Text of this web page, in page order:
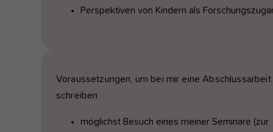
Perspektiven von Kindern als
Voraussetzungen, um bei mir eine Abschlussarbeit
schreiben
möglichst Besuch eines meiner Seminare (zur